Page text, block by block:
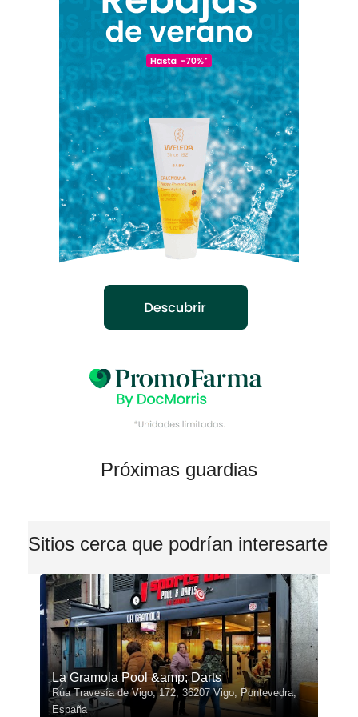
Próximas guardias
Sitios cerca que podrían interesarte
La Gramola Pool &amp; Darts
Rúa Travesía de Vigo, 172, 36207 Vigo, Pontevedra,
España